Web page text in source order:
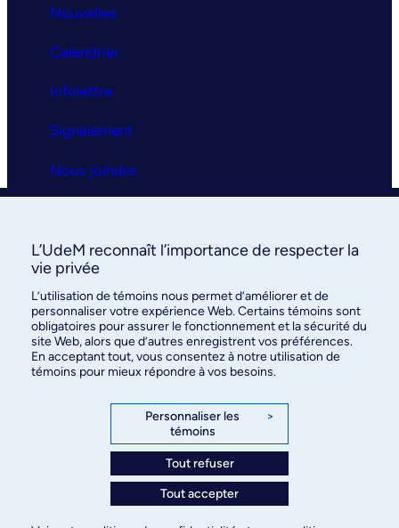
Nouvelles
Calendrier
Infolettre
Signalement
Nous joindre
La clinique
Services
FAQ
Nous joindre
Faculté de médecine, Université de Montréal, 2026. Tous
L’UdeM reconnaît l’importance de respecter la
vie privée
L’utilisation de témoins nous permet d’améliorer et de
personnaliser votre expérience Web. Certains témoins sont
obligatoires pour assurer le fonctionnement et la sécurité du
site Web, alors que d’autres enregistrent vos préférences.
En acceptant tout, vous consentez à notre utilisation de
témoins pour mieux répondre à vos besoins.
Personnaliser les
témoins
>
Tout refuser
Tout accepter